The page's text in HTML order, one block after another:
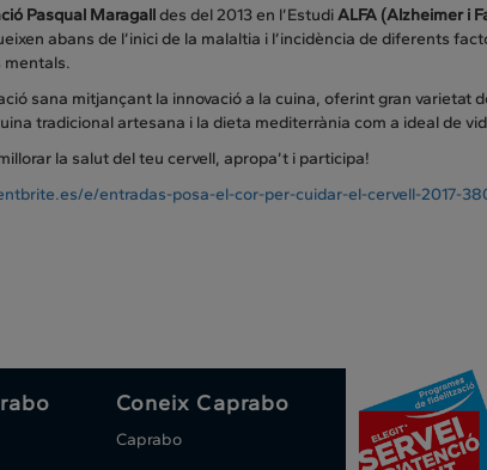
Pasqual Maragalldes del 2013 en l’EstudiALFA (Alzheimer i
abans de l’inici de la malaltia i l’incidència de diferents
mentals.
sana mitjançant la innovació a la cuina, oferint gran varietat
tradicional artesana i la dieta mediterrània com a ideal de
la salut del teu cervell, apropa’t i participa!
e/entradas-posa-el-cor-per-cuidar-el-cervell-2017-
Coneix Caprabo
Caprabo